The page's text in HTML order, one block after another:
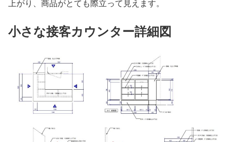
上がり、商品がとても際立って見えます。
小さな接客カウンター詳細図